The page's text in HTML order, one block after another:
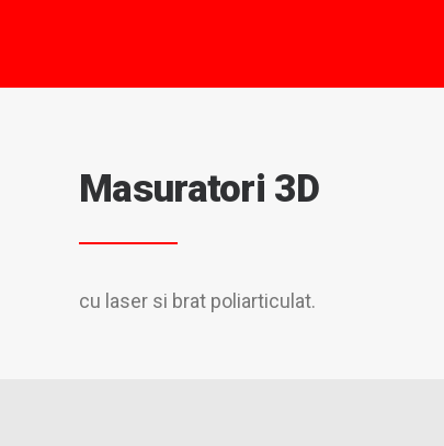
Masuratori 3D
cu laser si brat poliarticulat.